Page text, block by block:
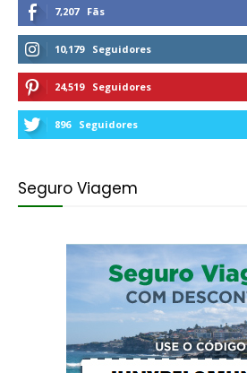
7,207 Fãs
10,179 Seguidores
24,519 Seguidores
896 Seguidores
Seguro Viagem